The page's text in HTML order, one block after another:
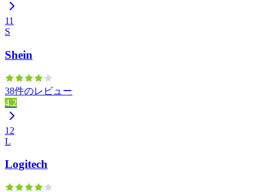
11
S
Shein
38件のレビュー
4.2
12
L
Logitech